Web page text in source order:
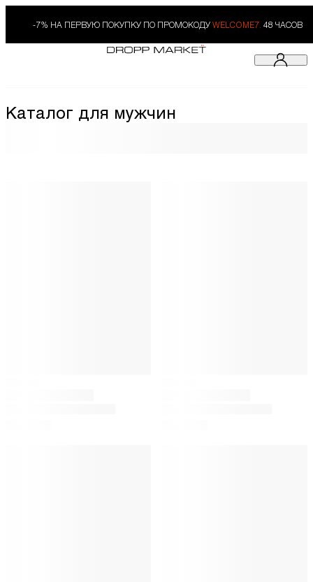
-7% НА ПЕРВУЮ ПОКУПКУ ПО ПРОМОКОДУ WELCOME7. 48 ЧАСОВ
Каталог для мужчин